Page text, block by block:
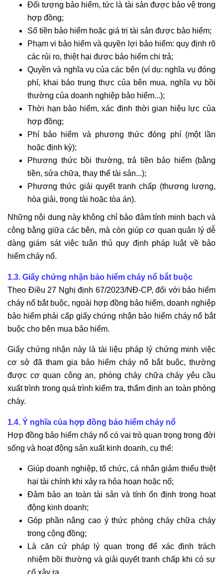
Đối tượng bảo hiểm, tức là tài sản được bảo vệ trong
hợp đồng;
Số tiền bảo hiểm hoặc giá trị tài sản được bảo hiểm;
Phạm vi bảo hiểm và quyền lợi bảo hiểm: quy định rõ
các rủi ro, thiệt hại được bảo hiểm chi trả;
Quyền và nghĩa vụ của các bên (ví dụ: nghĩa vụ đóng
phí, khai báo trung thực của bên mua, nghĩa vụ bồi
thường của doanh nghiệp bảo hiểm...);
Thời hạn bảo hiểm, xác định thời gian hiệu lực của
hợp đồng;
Phí bảo hiểm và phương thức đóng phí (một lần
hoặc định kỳ);
Phương thức bồi thường, trả tiền bảo hiểm (bằng
tiền, sửa chữa, thay thế tài sản...);
Phương thức giải quyết tranh chấp (thương lượng,
hòa giải, trọng tài hoặc tòa án).
Những nội dung này không chỉ bảo đảm tính minh bạch và
công bằng giữa các bên, mà còn giúp cơ quan quản lý dễ
dàng giám sát việc tuân thủ quy định pháp luật về bảo
hiểm cháy nổ.
1.3. Giấy chứng nhận bảo hiểm cháy nổ bắt buộc
Theo Điều 27 Nghị định 67/2023/NĐ-CP, đối với bảo hiểm
cháy nổ bắt buộc, ngoài hợp đồng bảo hiểm, doanh nghiệp
bảo hiểm phải cấp giấy chứng nhận bảo hiểm cháy nổ bắt
buộc cho bên mua bảo hiểm.
Giấy chứng nhận này là tài liệu pháp lý chứng minh việc
cơ sở đã tham gia bảo hiểm cháy nổ bắt buộc, thường
được cơ quan công an, phòng cháy chữa cháy yêu cầu
xuất trình trong quá trình kiểm tra, thẩm định an toàn phòng
cháy.
1.4. Ý nghĩa của hợp đồng bảo hiểm cháy nổ
Hợp đồng bảo hiểm cháy nổ có vai trò quan trọng trong đời
sống và hoạt động sản xuất kinh doanh, cụ thể:
Giúp doanh nghiệp, tổ chức, cá nhân giảm thiểu thiệt
hại tài chính khi xảy ra hỏa hoạn hoặc nổ;
Đảm bảo an toàn tài sản và tính ổn định trong hoạt
động kinh doanh;
Góp phần nâng cao ý thức phòng cháy chữa cháy
trong cộng đồng;
Là căn cứ pháp lý quan trọng để xác định trách
nhiệm bồi thường và giải quyết tranh chấp khi có sự